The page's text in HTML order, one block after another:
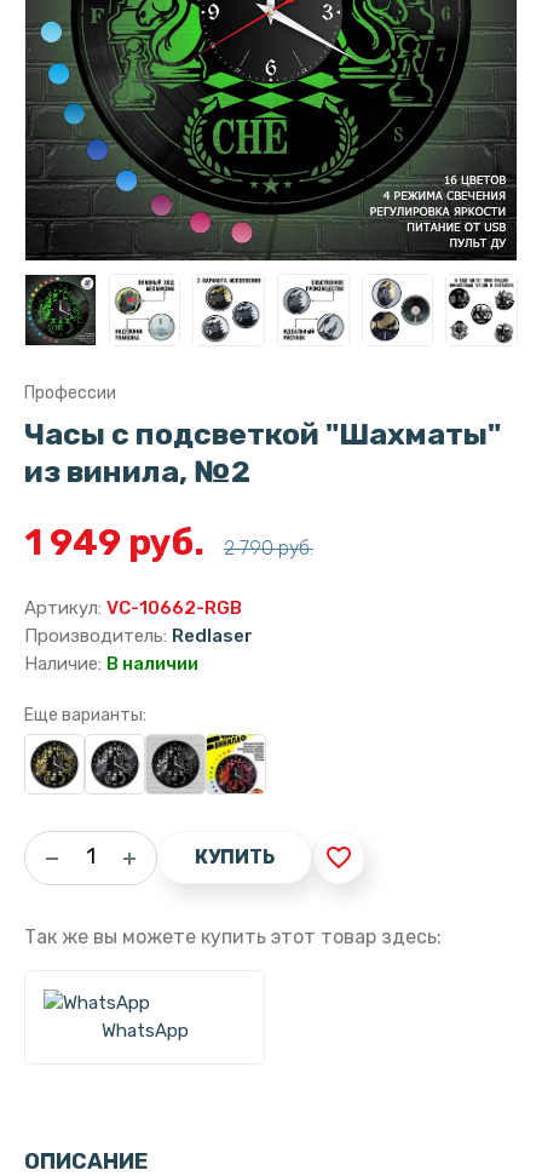
Профессии
Часы с подсветкой "Шахматы"
из винила, №2
1 949 руб. 2 790 руб.
Артикул: VC-10662-RGB
Производитель: Redlaser
Наличие: В наличии
Еще варианты:
КУПИТЬ favorite_border
Так же вы можете купить этот товар здесь:
WhatsApp
ОПИСАНИЕ